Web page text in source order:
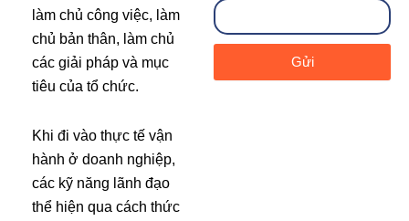
làm chủ công việc, làm
chủ bản thân, làm chủ
các giải pháp và mục
tiêu của tổ chức.
Khi đi vào thực tế vận
hành ở doanh nghiệp,
các kỹ năng lãnh đạo
thể hiện qua cách thức
Gửi